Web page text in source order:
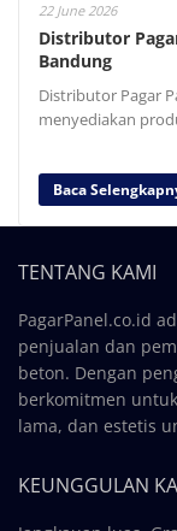
22 June 2026
Distributor
Bandung
Distributor Pagar
menyediakan
Baca
TENTANG KAMI
PagarPanel.co.id
penjualan dan
beton. Dengan
berkomitmen
lama, dan estetis
KEUNGGULAN